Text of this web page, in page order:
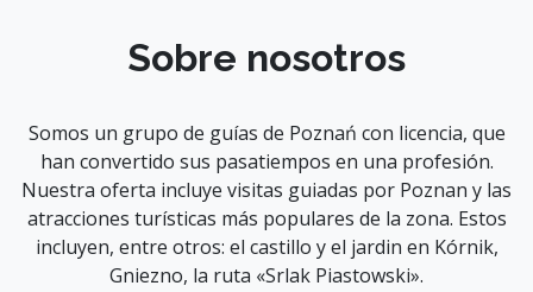
Sobre nosotros
Somos un grupo de guías de Poznań con licencia, que
han convertido sus pasatiempos en una profesión.
Nuestra oferta incluye visitas guiadas por Poznan y las
atracciones turísticas más populares de la zona. Estos
incluyen, entre otros: el castillo y el jardin en Kórnik,
Gniezno, la ruta «Srlak Piastowski».